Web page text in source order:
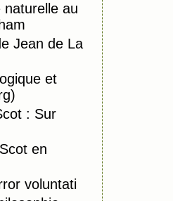
naturelle au
Jean de La
et
: Sur
en
voluntati